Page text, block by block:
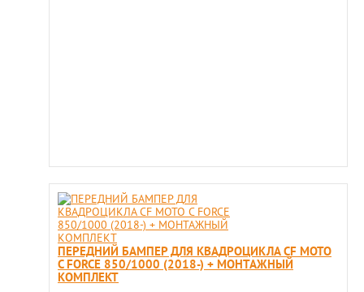
ПЕРЕДНИЙ БАМПЕР ДЛЯ КВАДРОЦИКЛА CF MOTO
C FORCE 850/1000 (2018-) + МОНТАЖНЫЙ
КОМПЛЕКТ